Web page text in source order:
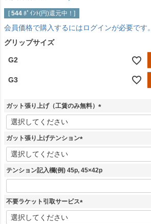
[ 544 ﾎﾟｲﾝﾄ(円)還元中！]
会員価格で購入するにはログインが必要です。
グリップサイズ
G2
G3
ガット張り上げ（工賃のみ無料）
(
ガット張り上げテンション
(
須
テンション記入欄(例) 45p, 45×42p
不要ラケット引取サービス
(